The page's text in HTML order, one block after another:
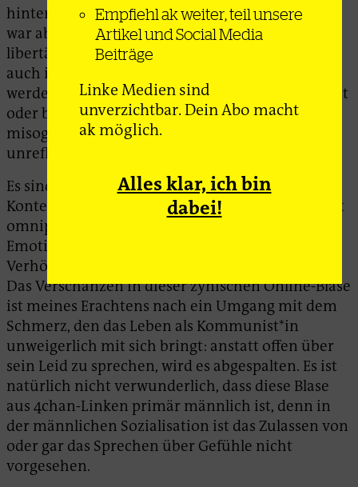
hinter sich lassen, ist ihnen immanent, und es
war abzusehen, dass die im eher rechten oder
libertären 4chan-Kontext etablierten Memes
auch innerhalb linker Strukturen verwendet
werden. Dass jedoch oftmals entweder unbewusst
oder bewusst deren (patriarchale, latent
misogyne) Bildsprache reproduziert wird, bleibt
unreflektiert.
Es sind nicht nur Memes, die aus dem 4chan-
Kontext adaptiert werden, sondern auch der dort
omnipräsente Habitus: Zynismus, Ironie,
Emotionslosigkeit, Besserwisserei und das
Verhöhnen von allem Unliebsamen als »cringy«.
Das Verschanzen in dieser zynischen Online-Blase
ist meines Erachtens nach ein Umgang mit dem
Schmerz, den das Leben als Kommunist*in
unweigerlich mit sich bringt: anstatt offen über
sein Leid zu sprechen, wird es abgespalten. Es ist
natürlich nicht verwunderlich, dass diese Blase
aus 4chan-Linken primär männlich ist, denn in
der männlichen Sozialisation ist das Zulassen von
oder gar das Sprechen über Gefühle nicht
vorgesehen.
Empfiehl ak weiter, teil unsere
Artikel und Social Media
Beiträge
Linke Medien sind
unverzichtbar. Dein Abo macht
ak möglich.
Alles klar, ich bin
dabei!